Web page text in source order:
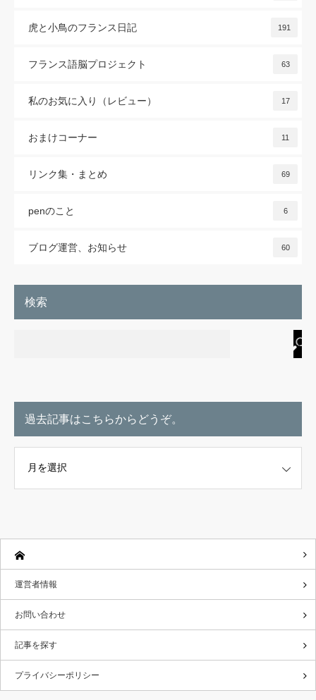
虎と小鳥のフランス日記 191
フランス語脳プロジェクト 63
私のお気に入り（レビュー） 17
おまけコーナー 11
リンク集・まとめ 69
penのこと 6
ブログ運営、お知らせ 60
検索
過去記事はこちらからどうぞ。
ちらからどうぞ。
運営者情報
お問い合わせ
記事を探す
プライバシーポリシー